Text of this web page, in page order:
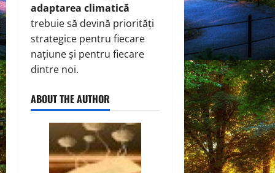
adaptarea climatică
trebuie să devină priorități
strategice pentru fiecare
națiune și pentru fiecare
dintre noi.
ABOUT THE AUTHOR